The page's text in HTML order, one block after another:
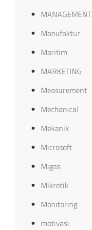
MANAGEMENT
Manufaktur
Maritim
MARKETING
Measurement
Mechanical
Mekanik
Microsoft
Migas
Mikrotik
Monitoring
motivasi